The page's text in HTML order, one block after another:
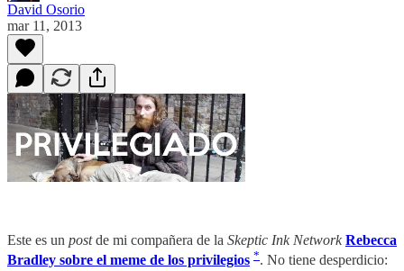
David Osorio
mar 11, 2013
Este es un postde mi compañera de la Skeptic Ink Network Rebecca
Bradley sobre el meme de los privilegios *. No tiene desperdicio: